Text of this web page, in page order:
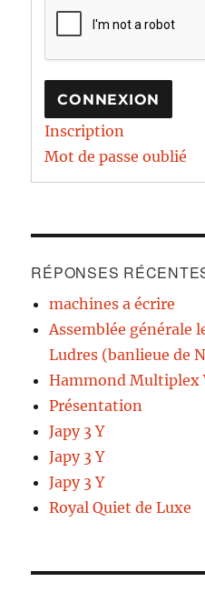
CONNEXION
Inscription
Mot de passe oublié
RÉPONSES
machines a écrire
Assemblée générale
Ludres (banlieue de
Hammond Multiplex
Présentation
Japy 3 Y
Japy 3 Y
Japy 3 Y
Royal Quiet de Luxe